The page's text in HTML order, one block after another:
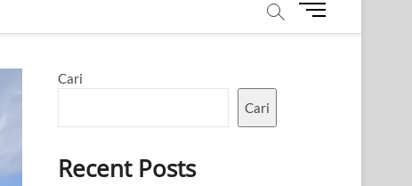
M
Cari
Cari
Recent Posts